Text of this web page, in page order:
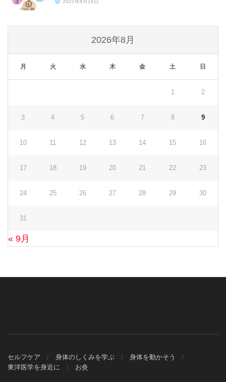
2026年8月
月 火 水 木 金 土 日
1 2
3 4 5 6 7 8 9
10 11 12 13 14 15 16
17 18 19 20 21 22 23
24 25 26 27 28 29 30
31
« 9月
セルフケア 身体のしくみを学ぶ
身体を動かそう
東洋医学を身近に
お灸